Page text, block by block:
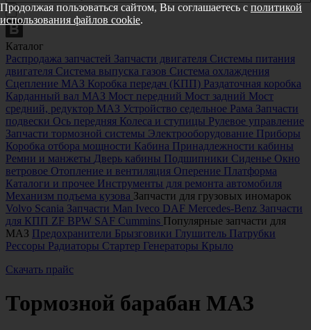
Каталог
Распродажа запчастей Запчасти двигателя Системы питания
двигателя Система выпуска газов Система охлаждения
Сцепление МАЗ Коробка передач (КПП) Раздаточная коробка
Карданный вал МАЗ Мост передний Мост задний Мост
средний, редуктор МАЗ Устройство седельное Рама Запчасти
подвески Ось передняя Колеса и ступицы Рулевое управление
Запчасти тормозной системы Электрооборудование Приборы
Коробка отбора мощности Кабина Принадлежности кабины
Ремни и манжеты Дверь кабины Подшипники Сиденье Окно
ветровое Отопление и вентиляция Оперение Платформа
Каталоги и прочее Инструменты для ремонта автомобиля
Механизм подъема кузова Запчасти для грузовых иномарок
Volvo Scania Запчасти Man Iveco DAF Mercedes-Benz Запчасти
для КПП ZF BPW SAF Cummins Популярные запчасти для
МАЗ Предохранители Брызговики Глушитель Патрубки
Рессоры Радиаторы Стартер Генераторы Крыло
Скачать прайс
Тормозной барабан МАЗ
Продолжая пользоваться сайтом, Вы соглашаетесь с политикой
использования файлов cookie.